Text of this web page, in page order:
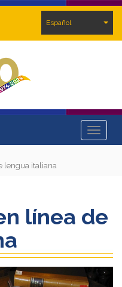
Español
Toggle
lengua italiana
línea de